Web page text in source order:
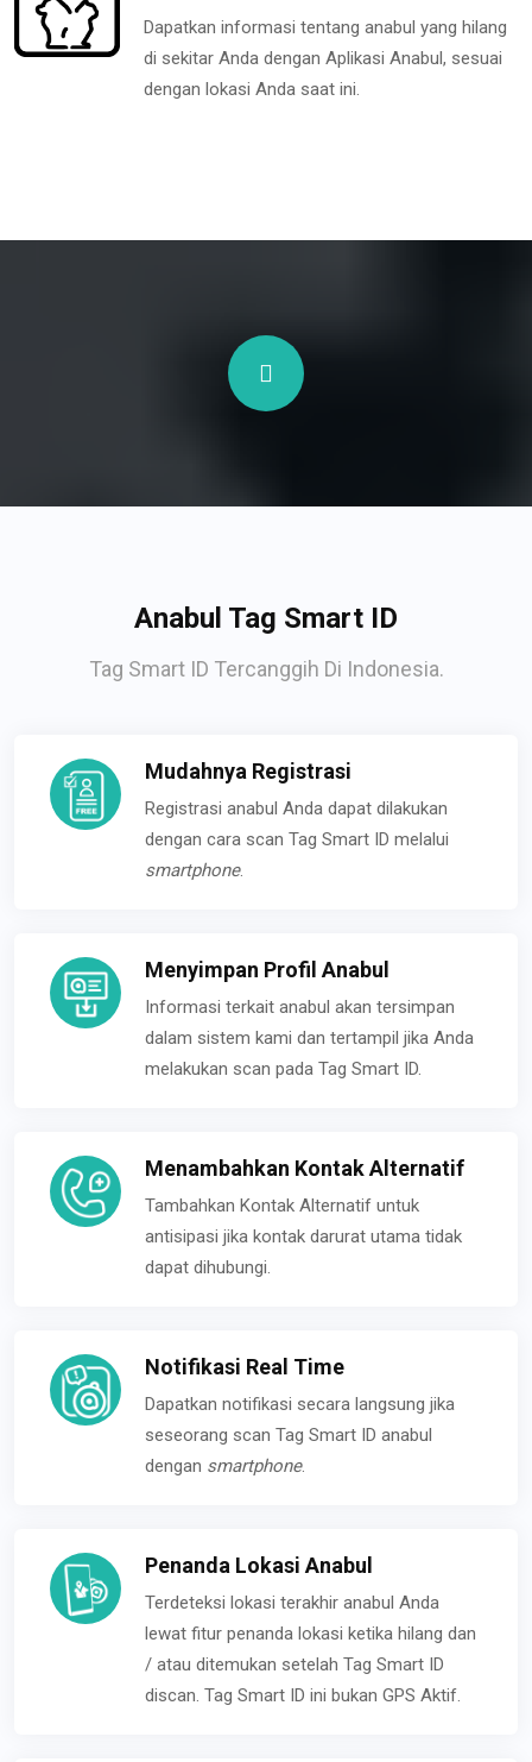
Dapatkan informasi tentang anabul yang hilang
di sekitar Anda dengan Aplikasi Anabul, sesuai
dengan lokasi Anda saat ini.
Anabul Tag Smart ID
Tag Smart ID Tercanggih Di Indonesia.
Mudahnya Registrasi
Registrasi anabul Anda dapat dilakukan
dengan cara scan Tag Smart ID melalui
smartphone.
Menyimpan Profil Anabul
Informasi terkait anabul akan tersimpan
dalam sistem kami dan tertampil jika Anda
melakukan scan pada Tag Smart ID.
Menambahkan Kontak Alternatif
Tambahkan Kontak Alternatif untuk
antisipasi jika kontak darurat utama tidak
dapat dihubungi.
Notifikasi Real Time
Dapatkan notifikasi secara langsung jika
seseorang scan Tag Smart ID anabul
dengan smartphone.
Penanda Lokasi Anabul
Terdeteksi lokasi terakhir anabul Anda
lewat fitur penanda lokasi ketika hilang dan
/ atau ditemukan setelah Tag Smart ID
discan. Tag Smart ID ini bukan GPS Aktif.